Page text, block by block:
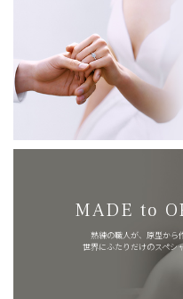
MADE to
熟練の職人が、原型から
世界にふたりだけのスペシ